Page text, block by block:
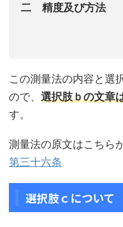
二 精度及び方法
この測量法の内容と選
ので、 選択肢ｂの文章
す。
測量法の原文はこちら
第三十六条
選択肢ｃについて